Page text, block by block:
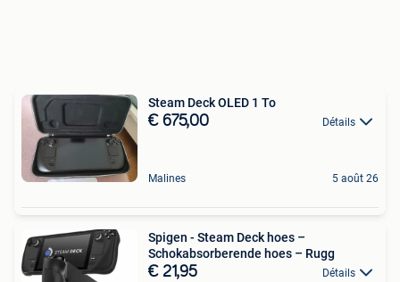
Steam Deck OLED 1 To
€ 675,00 Détails
Malines 5 août 26
Spigen - Steam Deck hoes –
Schokabsorberende hoes – Rugg
€ 21,95 Détails